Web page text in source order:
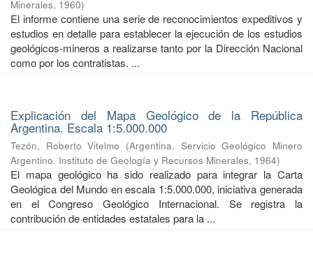
Minerales, 1960)
El informe contiene una serie de reconocimientos expeditivos y
estudios en detalle para establecer la ejecución de los estudios
geológicos-mineros a realizarse tanto por la Dirección Nacional
como por los contratistas. ...
Explicación del Mapa Geológico de la República
Argentina. Escala 1:5.000.000
Tezón, Roberto Vitelmo (Argentina. Servicio Geológico Minero
Argentino. Instituto de Geología y Recursos Minerales, 1964)
El mapa geológico ha sido realizado para integrar la Carta
Geológica del Mundo en escala 1:5.000.000, iniciativa generada
en el Congreso Geológico Internacional. Se registra la
contribución de entidades estatales para la ...